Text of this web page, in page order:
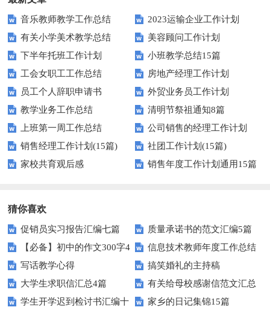
音乐教师教学工作总结
2023运输企业工作计划
有关小学美术教学总结
美容顾问工作计划
下半年托班工作计划
小班教学总结15篇
工会女职工工作总结
房地产经理工作计划
员工个人辞职申请书
外贸业务员工作计划
教学业务工作总结
清明节祭祖通知8篇
上班第一周工作总结
公司销售的经理工作计划
销售经理工作计划(15篇)
社团工作计划(15篇)
家校共育观后感
销售年度工作计划通用15篇
猜你喜欢
促销员实习报告汇编七篇
质量承诺书的范文汇编5篇
【必备】初中的作文300字4
篇
信息技术教师年度工作总结
写话教学心得
搞笑婚礼的主持稿
大学生求职信汇总4篇
有关给母校感谢信范文汇总
九篇
学生开学迟到检讨书汇编十 家乡的日记集锦15篇